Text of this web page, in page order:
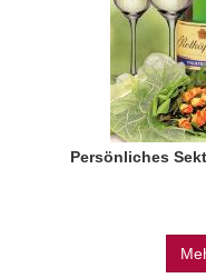
Persönliches